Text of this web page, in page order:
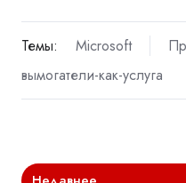
Темы: Microsoft
вымогатели-как-услуга